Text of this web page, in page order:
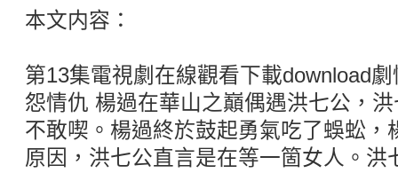
本文内容：
第13集電視劇在線觀看下載download
怨情仇 楊過在華山之巔偶遇洪七公，
不敢喫。楊過終於鼓起勇氣吃了蜈蚣，
原因，洪七公直言是在等一箇女人。洪